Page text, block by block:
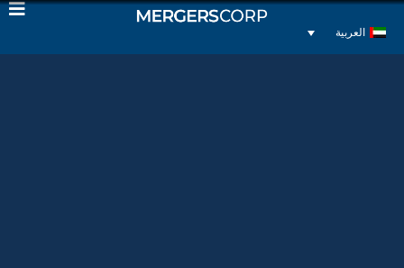
العربية